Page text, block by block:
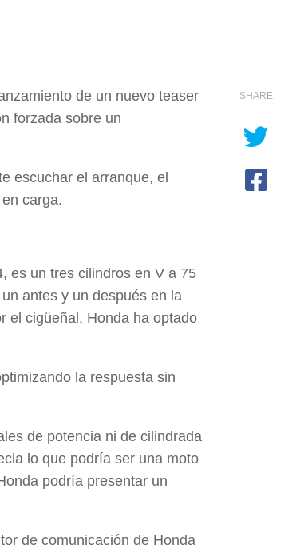
de un nuevo teaser
forzada sobre un
escuchar el arranque, el
carga.
es un tres cilindros en V a 75
antes y un después en la
el cigüeñal, Honda ha optado
la respuesta sin
de potencia ni de cilindrada
lo que podría ser una moto
podría presentar un
de comunicación de Honda
SHARE